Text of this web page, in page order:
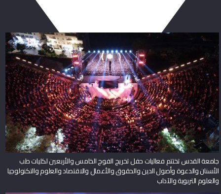
جامعة القدس تختتم فعاليات حفل تخريج الفوج الخامس والأربعين لكليات طب
الأسنان والدعوة وأصول الدين والحقوق والأعمال والاقتصاد والعلوم والتكنولوجيا
والعلوم التربوية والآداب